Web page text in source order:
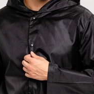
ОСТАВИТЬ ЗАЯВКУ